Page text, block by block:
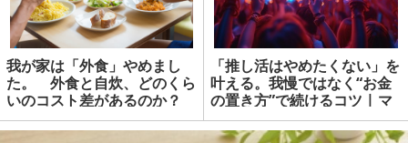
我が家は「外食」やめまし
た。 外食と自炊、どのくら
いのコスト差があるのか？
「推し活はやめたくない」を
叶える。我慢ではなく“お金
の置き方”で続けるコツ | マ
ネーの達人